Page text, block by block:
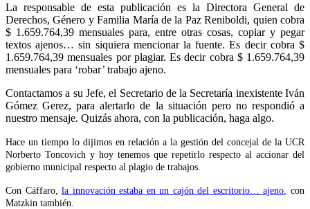
La responsable de esta publicación es la Directora General de
Derechos, Género y Familia María de la Paz Reniboldi, quien cobra
$ 1.659.764,39 mensuales para, entre otras cosas, copiar y pegar
textos ajenos… sin siquiera mencionar la fuente. Es decir cobra $
1.659.764,39 mensuales por plagiar. Es decir cobra $ 1.659.764,39
mensuales para ‘robar’ trabajo ajeno.
Contactamos a su Jefe, el Secretario de la Secretaría inexistente Iván
Gómez Gerez, para alertarlo de la situación pero no respondió a
nuestro mensaje. Quizás ahora, con la publicación, haga algo.
Hace un tiempo lo dijimos en relación a la gestión del concejal de la UCR
Norberto Toncovich y hoy tenemos que repetirlo respecto al accionar del
gobierno municipal respecto al plagio de trabajos.
Con Cáffaro,la innovación estaba en un cajón del escritorio… ajeno , con
Matzkin también.